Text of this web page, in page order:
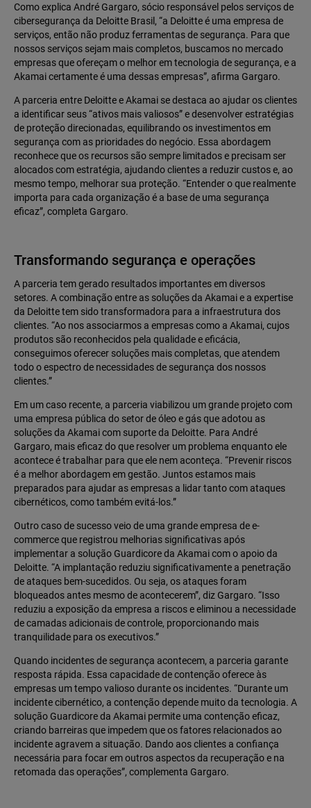
Como explica André Gargaro, sócio responsável pelos serviços de
cibersegurança da Deloitte Brasil, “a Deloitte é uma empresa de
serviços, então não produz ferramentas de segurança. Para que
nossos serviços sejam mais completos, buscamos no mercado
empresas que ofereçam o melhor em tecnologia de segurança, e a
Akamai certamente é uma dessas empresas”, afirma Gargaro.
A parceria entre Deloitte e Akamai se destaca ao ajudar os clientes
a identificar seus “ativos mais valiosos” e desenvolver estratégias
de proteção direcionadas, equilibrando os investimentos em
segurança com as prioridades do negócio. Essa abordagem
reconhece que os recursos são sempre limitados e precisam ser
alocados com estratégia, ajudando clientes a reduzir custos e, ao
mesmo tempo, melhorar sua proteção. “Entender o que realmente
importa para cada organização é a base de uma segurança
eficaz”, completa Gargaro.
Transformando segurança e operações
A parceria tem gerado resultados importantes em diversos
setores. A combinação entre as soluções da Akamai e a expertise
da Deloitte tem sido transformadora para a infraestrutura dos
clientes. “Ao nos associarmos a empresas como a Akamai, cujos
produtos são reconhecidos pela qualidade e eficácia,
conseguimos oferecer soluções mais completas, que atendem
todo o espectro de necessidades de segurança dos nossos
clientes.”
Em um caso recente, a parceria viabilizou um grande projeto com
uma empresa pública do setor de óleo e gás que adotou as
soluções da Akamai com suporte da Deloitte. Para André
Gargaro, mais eficaz do que resolver um problema enquanto ele
acontece é trabalhar para que ele nem aconteça. “Prevenir riscos
é a melhor abordagem em gestão. Juntos estamos mais
preparados para ajudar as empresas a lidar tanto com ataques
cibernéticos, como também evitá-los.”
Outro caso de sucesso veio de uma grande empresa de e-
commerce que registrou melhorias significativas após
implementar a solução Guardicore da Akamai com o apoio da
Deloitte. “A implantação reduziu significativamente a penetração
de ataques bem-sucedidos. Ou seja, os ataques foram
bloqueados antes mesmo de acontecerem”, diz Gargaro. “Isso
reduziu a exposição da empresa a riscos e eliminou a necessidade
de camadas adicionais de controle, proporcionando mais
tranquilidade para os executivos.”
Quando incidentes de segurança acontecem, a parceria garante
resposta rápida. Essa capacidade de contenção oferece às
empresas um tempo valioso durante os incidentes. “Durante um
incidente cibernético, a contenção depende muito da tecnologia. A
solução Guardicore da Akamai permite uma contenção eficaz,
criando barreiras que impedem que os fatores relacionados ao
incidente agravem a situação. Dando aos clientes a confiança
necessária para focar em outros aspectos da recuperação e na
retomada das operações”, complementa Gargaro.